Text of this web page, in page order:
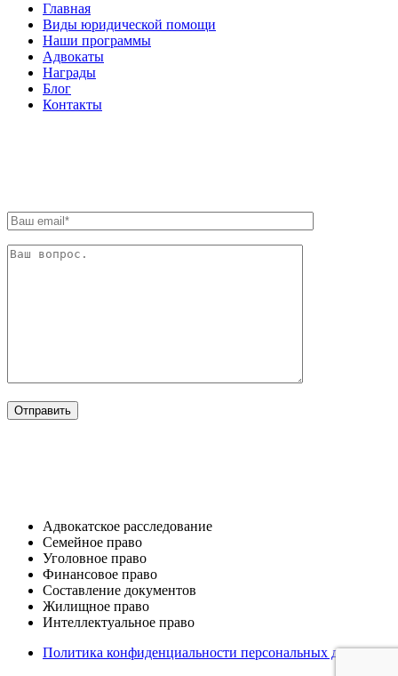
Главная
Виды юридической помощи
Наши программы
Адвокаты
Награды
Блог
Контакты
Адвокатское расследование
Семейное право​
Уголовное право​
Финансовое право
Составление документов​
Жилищное право​
Интеллектуальное право
Политика конфиденциальности персональных данных